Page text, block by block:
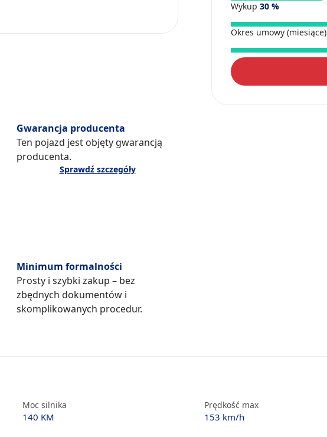
Wykup 30 %
Okres umowy (miesiące)
Gwarancja producenta
Ten pojazd jest objęty gwarancją
producenta.
Sprawdź szczegóły
Minimum formalności
Prosty i szybki zakup – bez
zbędnych dokumentów i
skomplikowanych procedur.
Moc silnika
140 KM
Prędkość max
153 km/h